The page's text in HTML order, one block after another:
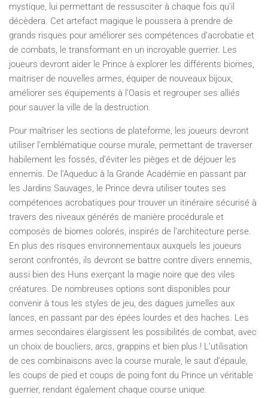
mystique, lui permettant de ressusciter à chaque fois qu’il
décèdera. Cet artefact magique le poussera à prendre de
grands risques pour améliorer ses compétences d’acrobatie et
de combats, le transformant en un incroyable guerrier. Les
joueurs devront aider le Prince à explorer les différents biomes,
maitriser de nouvelles armes, équiper de nouveaux bijoux,
améliorer ses équipements à l’Oasis et regrouper ses alliés
pour sauver la ville de la destruction.
Pour maîtriser les sections de plateforme, les joueurs devront
utiliser l’emblématique course murale, permettant de traverser
habilement les fossés, d’éviter les pièges et de déjouer les
ennemis. De l’Aqueduc à la Grande Académie en passant par
les Jardins Sauvages, le Prince devra utiliser toutes ses
compétences acrobatiques pour trouver un itinéraire sécurisé à
travers des niveaux générés de manière procédurale et
composés de biomes colorés, inspirés de l’architecture perse.
En plus des risques environnementaux auxquels les joueurs
seront confrontés, ils devront se battre contre divers ennemis,
aussi bien des Huns exerçant la magie noire que des viles
créatures. De nombreuses options sont disponibles pour
convenir à tous les styles de jeu, des dagues jumelles aux
lances, en passant par des épées lourdes et des haches. Les
armes secondaires élargissent les possibilités de combat, avec
un choix de boucliers, arcs, grappins et bien plus ! L’utilisation
de ces combinaisons avec la course murale, le saut d’épaule,
les coups de pied et coups de poing font du Prince un véritable
guerrier, rendant également chaque course unique.